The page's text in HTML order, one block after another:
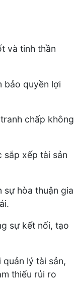
và tinh thần
bảo quyền lợi
chấp không
sắp xếp tài sản
sự hòa thuận gia
sự kết nối, tạo
lý tài sản,
thiểu rủi ro